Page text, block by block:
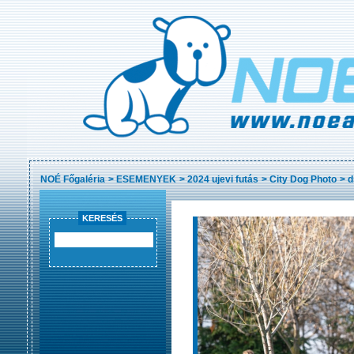
NOÉ Főgaléria >ESEMENYEK >2024 ujevi futás >City Dog Photo >
KERESÉS